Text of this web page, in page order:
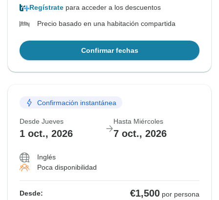
Regístrate para acceder a los descuentos
Precio basado en una habitación compartida
Confirmar fechas
Confirmación instantánea
Desde Jueves
1 oct., 2026
Hasta Miércoles
7 oct., 2026
Inglés
Poca disponibilidad
Desde: €1,500 por persona